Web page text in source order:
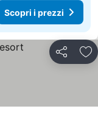
Scopri i prezzi
Condividi